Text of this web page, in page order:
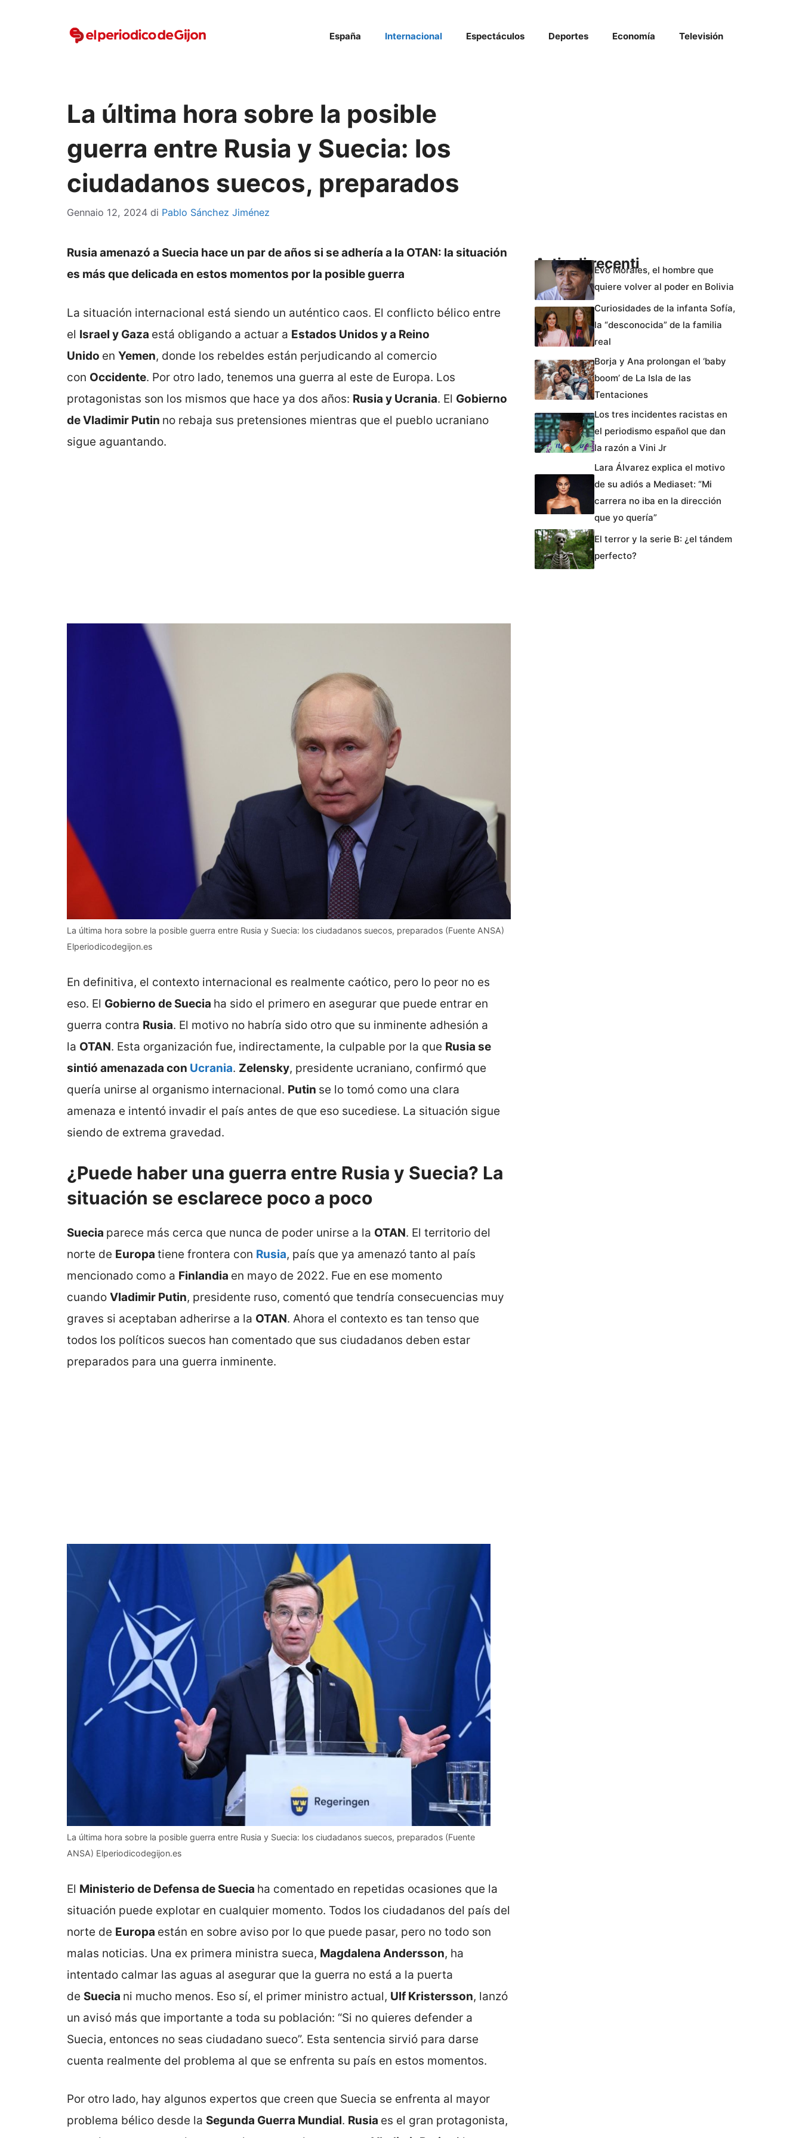
España Internacional Espectáculos Deportes Economía Televisión
La última hora sobre la posible
guerra entre Rusia y Suecia: los
ciudadanos suecos, preparados
Gennaio 12, 2024 di Pablo Sánchez Jiménez
Rusia amenazó a Suecia hace un par de años si se adhería a la OTAN: la situación
es más que delicada en estos momentos por la posible guerra
La situación internacional está siendo un auténtico caos. El conflicto bélico entre
el Israel y Gaza está obligando a actuar a Estados Unidos y a Reino
Unido en Yemen, donde los rebeldes están perjudicando al comercio
con Occidente. Por otro lado, tenemos una guerra al este de Europa. Los
protagonistas son los mismos que hace ya dos años: Rusia y Ucrania. El Gobierno
de Vladimir Putin no rebaja sus pretensiones mientras que el pueblo ucraniano
sigue aguantando.
La última hora sobre la posible guerra entre Rusia y Suecia: los ciudadanos suecos, preparados (Fuente ANSA)
Elperiodicodegijon.es
En definitiva, el contexto internacional es realmente caótico, pero lo peor no es
eso. El Gobierno de Suecia ha sido el primero en asegurar que puede entrar en
guerra contra Rusia. El motivo no habría sido otro que su inminente adhesión a
la OTAN. Esta organización fue, indirectamente, la culpable por la que Rusia se
sintió amenazada con Ucrania. Zelensky, presidente ucraniano, confirmó que
quería unirse al organismo internacional. Putin se lo tomó como una clara
amenaza e intentó invadir el país antes de que eso sucediese. La situación sigue
siendo de extrema gravedad.
¿Puede haber una guerra entre Rusia y Suecia? La
situación se esclarece poco a poco
Suecia parece más cerca que nunca de poder unirse a la OTAN. El territorio del
norte de Europa tiene frontera con Rusia, país que ya amenazó tanto al país
mencionado como a Finlandia en mayo de 2022. Fue en ese momento
cuando Vladimir Putin, presidente ruso, comentó que tendría consecuencias muy
graves si aceptaban adherirse a la OTAN. Ahora el contexto es tan tenso que
todos los políticos suecos han comentado que sus ciudadanos deben estar
preparados para una guerra inminente.
La última hora sobre la posible guerra entre Rusia y Suecia: los ciudadanos suecos, preparados (Fuente
ANSA) Elperiodicodegijon.es
El Ministerio de Defensa de Suecia ha comentado en repetidas ocasiones que la
situación puede explotar en cualquier momento. Todos los ciudadanos del país del
norte de Europa están en sobre aviso por lo que puede pasar, pero no todo son
malas noticias. Una ex primera ministra sueca, Magdalena Andersson, ha
intentado calmar las aguas al asegurar que la guerra no está a la puerta
de Suecia ni mucho menos. Eso sí, el primer ministro actual, Ulf Kristersson, lanzó
un avisó más que importante a toda su población: “Si no quieres defender a
Suecia, entonces no seas ciudadano sueco”. Esta sentencia sirvió para darse
cuenta realmente del problema al que se enfrenta su país en estos momentos.
Por otro lado, hay algunos expertos que creen que Suecia se enfrenta al mayor
problema bélico desde la Segunda Guerra Mundial. Rusia es el gran protagonista,
Articoli recentiEvo Morales, el hombre que
quiere volver al poder en Bolivia
Curiosidades de la infanta Sofía,
la “desconocida” de la familia
real
Borja y Ana prolongan el ‘baby
boom’ de La Isla de las
Tentaciones
Los tres incidentes racistas en
el periodismo español que dan
la razón a Vini Jr
Lara Álvarez explica el motivo
de su adiós a Mediaset: “Mi
carrera no iba en la dirección
que yo quería”
El terror y la serie B: ¿el tándem
perfecto?